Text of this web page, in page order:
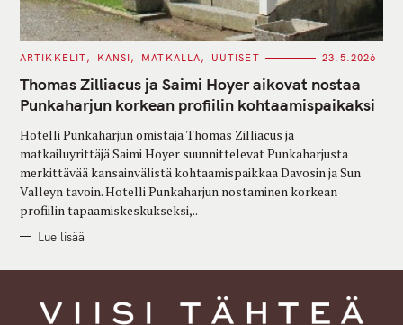
C
T
E
G
O
I
E
S
ARTIKKELIT KANSI MATKALLA UUTISET 23.5.2026
Thomas Zilliacus ja Saimi Hoyer aikovat nostaa
Punkaharjun korkean profiilin kohtaamispaikaksi
Hotelli Punkaharjun omistaja Thomas Zilliacus ja
matkailuyrittäjä Saimi Hoyer suunnittelevat Punkaharjusta
merkittävää kansainvälistä kohtaamispaikkaa Davosin ja Sun
Valleyn tavoin. Hotelli Punkaharjun nostaminen korkean
profiilin tapaamiskeskukseksi,..
Lue lisää